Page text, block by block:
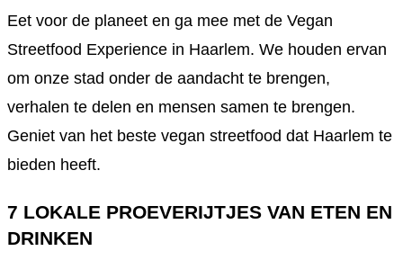
Eet voor de planeet en ga mee met de Vegan
Streetfood Experience in Haarlem. We houden ervan
om onze stad onder de aandacht te brengen,
verhalen te delen en mensen samen te brengen.
Geniet van het beste vegan streetfood dat Haarlem te
bieden heeft.
7 LOKALE PROEVERIJTJES VAN ETEN EN
DRINKEN